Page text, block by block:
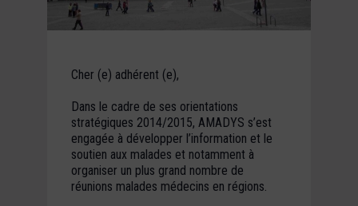
Cher (e) adhérent (e),
Dans le cadre de ses orientations
stratégiques 2014­/2015, AMADYS s’est
engagée à développer l’information et le
soutien aux malades et notamment à
organiser un plus grand nombre de
réunions malades médecins en régions.